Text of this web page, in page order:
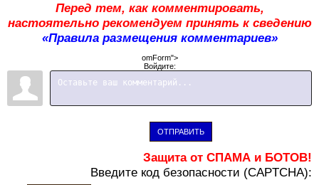
Перед тем, как комментировать,
настоятельно рекомендуем принять к сведению
«Правила размещения комментариев»
omForm">
Войдите:
ОТПРАВИТЬ
Защита от СПАМА и БОТОВ!
Введите код безопасности (CAPTCHA):